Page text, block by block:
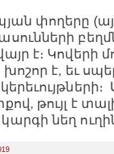
փողերը
է։
խոշոր է, եւ
թույլ է
նեղ